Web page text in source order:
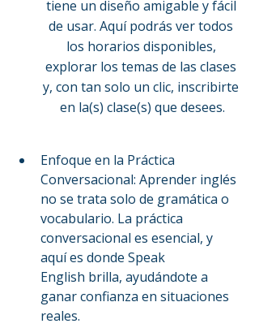
tiene un diseño amigable y fácil
de usar. Aquí podrás ver todos
los horarios disponibles,
explorar los temas de las clases
y, con tan solo un clic, inscribirte
en la(s) clase(s) que desees.
Enfoque en la Práctica
Conversacional: Aprender inglés
no se trata solo de gramática o
vocabulario. La práctica
conversacional es esencial, y
aquí es donde Speak
English brilla, ayudándote a
ganar confianza en situaciones
reales.